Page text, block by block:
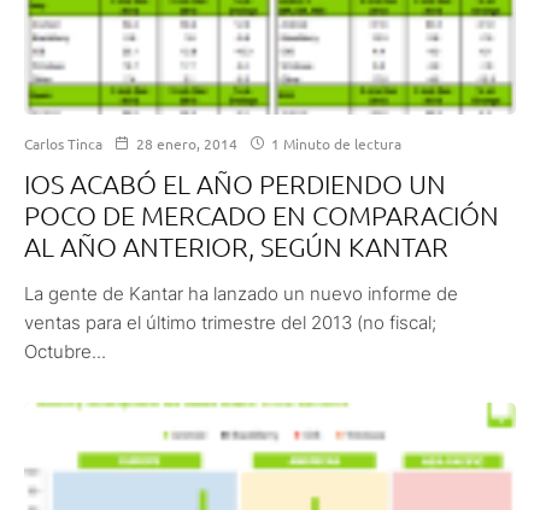
Carlos Tinca 28 enero, 2014 1 Minuto de lectura
IOS ACABÓ EL AÑO PERDIENDO UN
POCO DE MERCADO EN COMPARACIÓN
AL AÑO ANTERIOR, SEGÚN KANTAR
La gente de Kantar ha lanzado un nuevo informe de
ventas para el último trimestre del 2013 (no fiscal;
Octubre...